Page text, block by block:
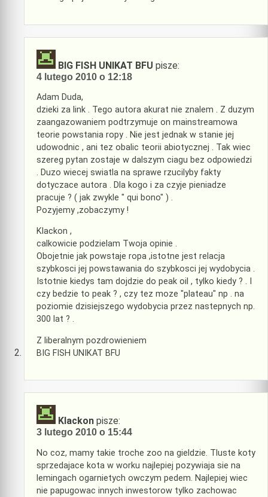
BIG FISH UNIKAT BFU pisze:
4 lutego 2010 o 12:18
Adam Duda,
dzieki za link . Tego autora akurat nie znalem . Z duzym
zaangazowaniem podtrzymuje on mainstreamowa
teorie powstania ropy . Nie jest jednak w stanie jej
udowodnic , ani tez obalic teorii abiotycznej . Tak wiec
szereg pytan zostaje w dalszym ciagu bez odpowiedzi
. Duzo wiecej swiatla na sprawe rzucilyby fakty
dotyczace autora . Dla kogo i za czyje pieniadze
pracuje ? ( jak zwykle " qui bono" ) .
Pozyjemy ,zobaczymy !
Klackon ,
calkowicie podzielam Twoja opinie .
Obojetnie jak powstaje ropa ,istotne jest relacja
szybkosci jej powstawania do szybkosci jej wydobycia .
Istotnie kiedys tam dojdzie do peak oil , tylko kiedy ? . I
czy bedzie to peak ? , czy tez moze "plateau" np . na
poziomie dzisiejszego wydobycia przez nastepnych np.
300 lat ? .
Z liberalnym pozdrowieniem
BIG FISH UNIKAT BFU
Klackon pisze:
3 lutego 2010 o 15:44
No coz, mamy takie troche zoo na gieldzie. Tluste koty
sprzedajace kota w worku najlepiej pozywiaja sie na
lemingach ogarnietych owczym pedem. Najlepiej wiec
nie papugowac innych inwestorow tylko zachowac